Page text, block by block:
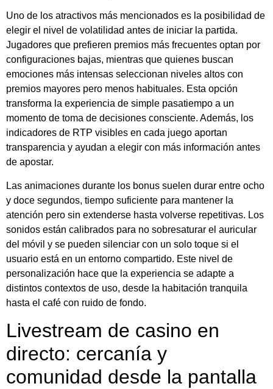
Uno de los atractivos más mencionados es la posibilidad de
elegir el nivel de volatilidad antes de iniciar la partida.
Jugadores que prefieren premios más frecuentes optan por
configuraciones bajas, mientras que quienes buscan
emociones más intensas seleccionan niveles altos con
premios mayores pero menos habituales. Esta opción
transforma la experiencia de simple pasatiempo a un
momento de toma de decisiones consciente. Además, los
indicadores de RTP visibles en cada juego aportan
transparencia y ayudan a elegir con más información antes
de apostar.
Las animaciones durante los bonus suelen durar entre ocho
y doce segundos, tiempo suficiente para mantener la
atención pero sin extenderse hasta volverse repetitivas. Los
sonidos están calibrados para no sobresaturar el auricular
del móvil y se pueden silenciar con un solo toque si el
usuario está en un entorno compartido. Este nivel de
personalización hace que la experiencia se adapte a
distintos contextos de uso, desde la habitación tranquila
hasta el café con ruido de fondo.
Livestream de casino en
directo: cercanía y
comunidad desde la pantalla